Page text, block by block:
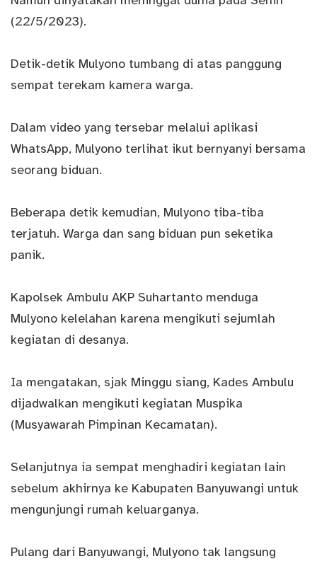
(22/5/2023).
Detik-detik Mulyono tumbang di atas panggung
sempat terekam kamera warga.
Dalam video yang tersebar melalui aplikasi
WhatsApp, Mulyono terlihat ikut bernyanyi bersama
seorang biduan.
Beberapa detik kemudian, Mulyono tiba-tiba
terjatuh. Warga dan sang biduan pun seketika
panik.
Kapolsek Ambulu AKP Suhartanto menduga
Mulyono kelelahan karena mengikuti sejumlah
kegiatan di desanya.
Ia mengatakan, sjak Minggu siang, Kades Ambulu
dijadwalkan mengikuti kegiatan Muspika
(Musyawarah Pimpinan Kecamatan).
Selanjutnya ia sempat menghadiri kegiatan lain
sebelum akhirnya ke Kabupaten Banyuwangi untuk
mengunjungi rumah keluarganya.
Pulang dari Banyuwangi, Mulyono tak langsung